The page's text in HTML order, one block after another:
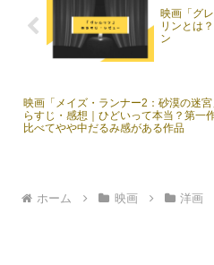
います。
奈々さん
結！
映画「グ
リンとは
ン
映画「メイズ・ランナー2：砂漠の迷宮
らすじ・感想｜ひどいって本当？第一
比べてやや中だるみ感がある作品
ホーム 映画 洋画